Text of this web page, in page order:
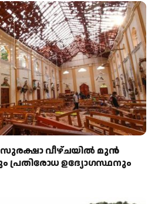
സുരക്ഷാ വീഴ്ചയിൽ മുൻ
പ്രതിരോധ ഉദ്യോഗസ്ഥനും